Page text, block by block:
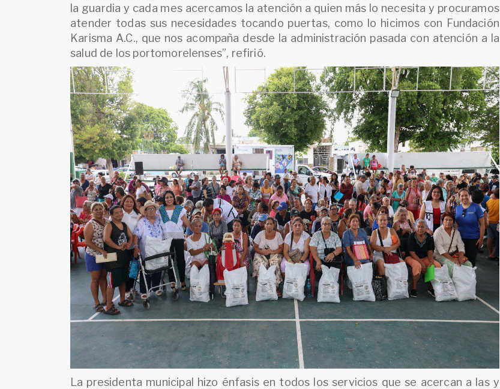
la guardia y cada mes acercamos la atención a quien más lo necesita y procuramos
atender todas sus necesidades tocando puertas, como lo hicimos con Fundación
Karisma A.C., que nos acompaña desde la administración pasada con atención a la
salud de los portomorelenses”, refirió.
La presidenta municipal hizo énfasis en todos los servicios que se acercan a las y